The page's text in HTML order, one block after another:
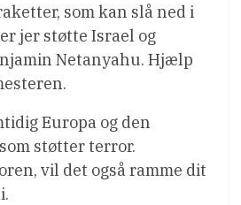
som kan slå ned i
jer støtte Israel og
Netanyahu. Hjælp
Europa og den
støtter terror.
vil det også ramme dit